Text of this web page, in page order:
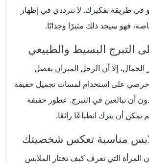
طريقة تفكيرك. لا تترددي في إظهار
فهو سيجد ذلك مثيرًا وجذابًا.
الجمال، إلا أن الرجل الميزان يفضل
على استخدام لمسات تجميل خفيفة
أن تبالغين في التبرج. عطور خفيفة
يمكن أن يترك انطباعًا رائعًا.
المرأة التي تعرف كيف تختار الملابس